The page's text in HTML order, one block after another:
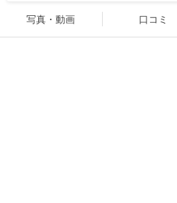
写真・動画 口コミ